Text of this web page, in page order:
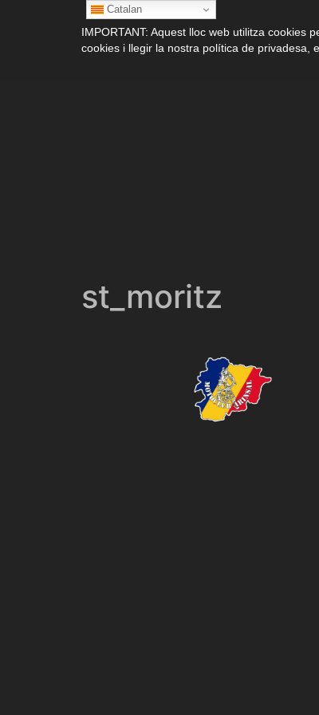
IMPORTANT: Aquest lloc web utilitza cookies
cookies i llegir la nostra política de privadesa,
st_moritz
Catalan